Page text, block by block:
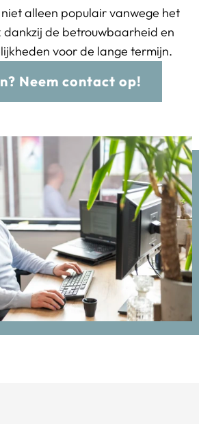
niet alleen populair vanwege het
de betrouwbaarheid en
voor de lange termijn.
Neem contact op!